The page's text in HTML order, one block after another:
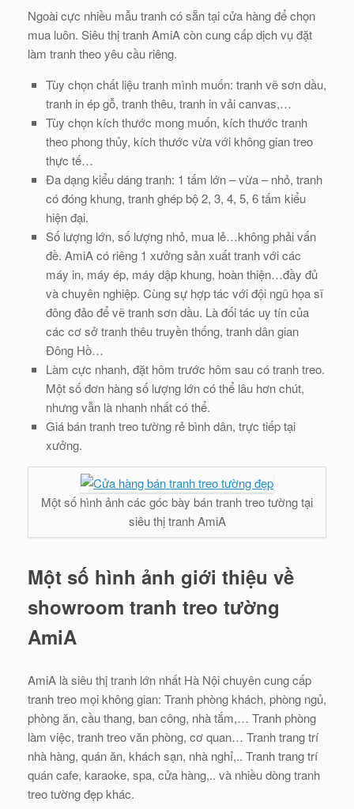
Ngoài cực nhiều mẫu tranh có sẵn tại cửa hàng để chọn
mua luôn. Siêu thị tranh AmiA còn cung cấp dịch vụ đặt
làm tranh theo yêu cầu riêng.
Tùy chọn chất liệu tranh mình muốn: tranh vẽ sơn dầu,
tranh in ép gỗ, tranh thêu, tranh in vải canvas,…
Tùy chọn kích thước mong muốn, kích thước tranh
theo phong thủy, kích thước vừa với không gian treo
thực tế…
Đa dạng kiểu dáng tranh: 1 tấm lớn – vừa – nhỏ, tranh
có đóng khung, tranh ghép bộ 2, 3, 4, 5, 6 tấm kiểu
hiện đại.
Số lượng lớn, số lượng nhỏ, mua lẻ…không phải vấn
đề. AmiA có riêng 1 xưởng sản xuất tranh với các
máy in, máy ép, máy dập khung, hoàn thiện…đầy đủ
và chuyên nghiệp. Cùng sự hợp tác với đội ngũ họa sĩ
đông đảo để vẽ tranh sơn dầu. Là đối tác uy tín của
các cơ sở tranh thêu truyền thống, tranh dân gian
Đông Hồ…
Làm cực nhanh, đặt hôm trước hôm sau có tranh treo.
Một số đơn hàng số lượng lớn có thể lâu hơn chút,
nhưng vẫn là nhanh nhất có thể.
Giá bán tranh treo tường rẻ bình dân, trực tiếp tại
xưởng.
Một số hình ảnh các góc bày bán tranh treo tường tại
siêu thị tranh AmiA
Một số hình ảnh giới thiệu về
showroom tranh treo tường
AmiA
AmiA là siêu thị tranh lớn nhất Hà Nội chuyên cung cấp
tranh treo mọi không gian: Tranh phòng khách, phòng ngủ,
phòng ăn, cầu thang, ban công, nhà tắm,… Tranh phòng
làm việc, tranh treo văn phòng, cơ quan… Tranh trang trí
nhà hàng, quán ăn, khách sạn, nhà nghỉ,.. Tranh trang trí
quán cafe, karaoke, spa, cửa hàng,.. và nhiều dòng tranh
treo tường đẹp khác.